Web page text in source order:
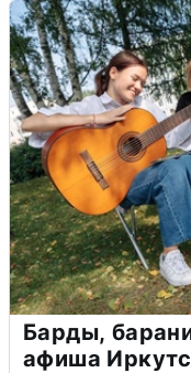
Барды,
афиша